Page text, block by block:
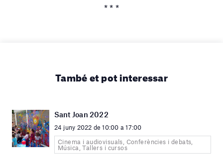
* * *
També et pot interessar
Sant Joan 2022
24 juny 2022 de 10:00 a 17:00
Cinema i audiovisuals, Conferències i debats,
Música, Tallers i cursos